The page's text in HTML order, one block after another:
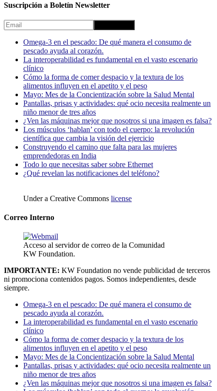
Suscripción a Boletín Newsletter
Omega-3 en el pescado: De qué manera el consumo de
pescado ayuda al corazón.
La interoperabilidad es fundamental en el vasto escenario
clínico
Cómo la forma de comer despacio y la textura de los
alimentos influyen en el apetito y el peso
Mayo: Mes de la Concientización sobre la Salud Mental
Pantallas, prisas y actividades: qué ocio necesita realmente un
niño menor de tres años
¿Ven las máquinas mejor que nosotros si una imagen es falsa?
Los músculos ‘hablan’ con todo el cuerpo: la revolución
científica que cambia la visión del ejercicio
Construyendo el camino que falta para las mujeres
emprendedoras en India
Todo lo que necesitas saber sobre Ethernet
¿Qué revelan las notificaciones del teléfono?
Under a Creative Commons license
Correo Interno
Acceso al servidor de correo de la Comunidad
KW Foundation.
IMPORTANTE: KW Foundation no vende publicidad de terceros
ni promociona contenidos pagos. Somos independientes, desde
siempre.
Omega-3 en el pescado: De qué manera el consumo de
pescado ayuda al corazón.
La interoperabilidad es fundamental en el vasto escenario
clínico
Cómo la forma de comer despacio y la textura de los
alimentos influyen en el apetito y el peso
Mayo: Mes de la Concientización sobre la Salud Mental
Pantallas, prisas y actividades: qué ocio necesita realmente un
niño menor de tres años
¿Ven las máquinas mejor que nosotros si una imagen es falsa?